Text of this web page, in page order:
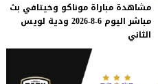
مشاهدة مباراة موناكو وخيتافي بث
مباشر اليوم 6-8-2026 ودية لويس
الثاني